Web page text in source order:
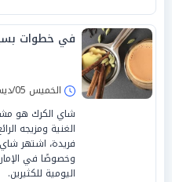
في خطوات
الخميس 05/ديسمبر/2024 - 02:41 م
شاي الكرك هو
الغنية ومزيجه
فريدة، اشتهر
وخصوصًا في
اليومية للكثيرين.